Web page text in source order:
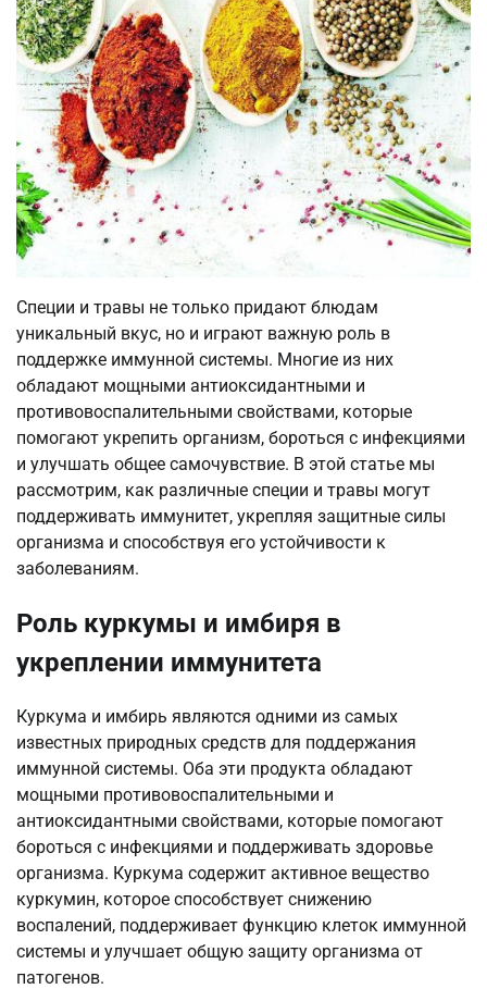
Специи и травы не только придают блюдам
уникальный вкус, но и играют важную роль в
поддержке иммунной системы. Многие из них
обладают мощными антиоксидантными и
противовоспалительными свойствами, которые
помогают укрепить организм, бороться с инфекциями
и улучшать общее самочувствие. В этой статье мы
рассмотрим, как различные специи и травы могут
поддерживать иммунитет, укрепляя защитные силы
организма и способствуя его устойчивости к
заболеваниям.
Роль куркумы и имбиря в
укреплении иммунитета
Куркума и имбирь являются одними из самых
известных природных средств для поддержания
иммунной системы. Оба эти продукта обладают
мощными противовоспалительными и
антиоксидантными свойствами, которые помогают
бороться с инфекциями и поддерживать здоровье
организма. Куркума содержит активное вещество
куркумин, которое способствует снижению
воспалений, поддерживает функцию клеток иммунной
системы и улучшает общую защиту организма от
патогенов.